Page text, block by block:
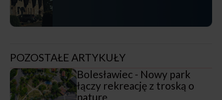
POZOSTAŁE ARTYKUŁY
Bolesławiec - Nowy park
łączy rekreację z troską o
naturę